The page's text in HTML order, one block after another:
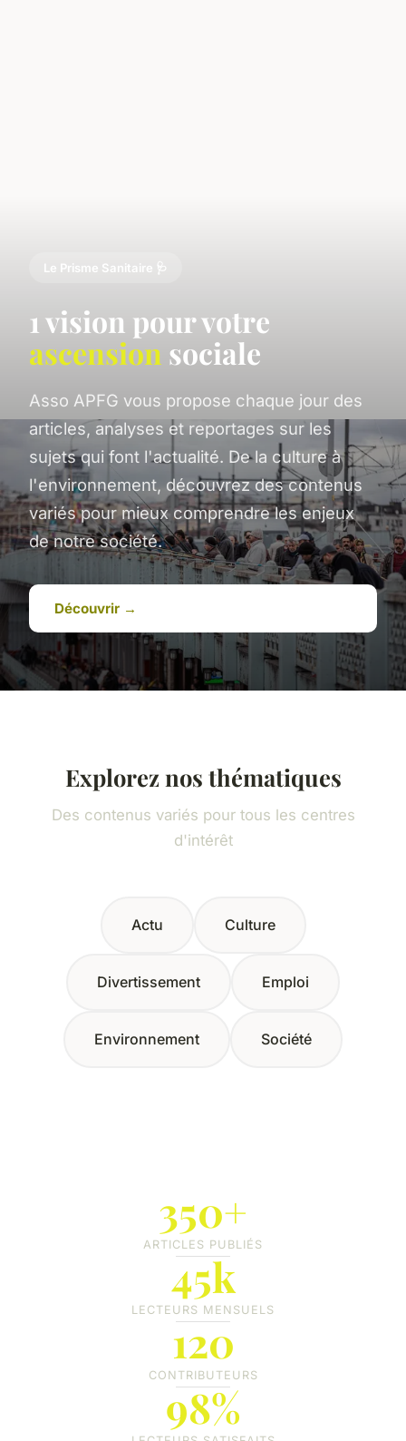
Le Prisme Sanitaire 🩺
1 vision pour votre
ascension sociale
Asso APFG vous propose chaque jour des
articles, analyses et reportages sur les
sujets qui font l'actualité. De la culture à
l'environnement, découvrez des contenus
variés pour mieux comprendre les enjeux
de notre société.
Découvrir →
Explorez nos thématiques
Des contenus variés pour tous les centres
d'intérêt
Actu Culture
Divertissement Emploi
Environnement Société
350+
ARTICLES PUBLIÉS
45k
LECTEURS MENSUELS
120
CONTRIBUTEURS
98%